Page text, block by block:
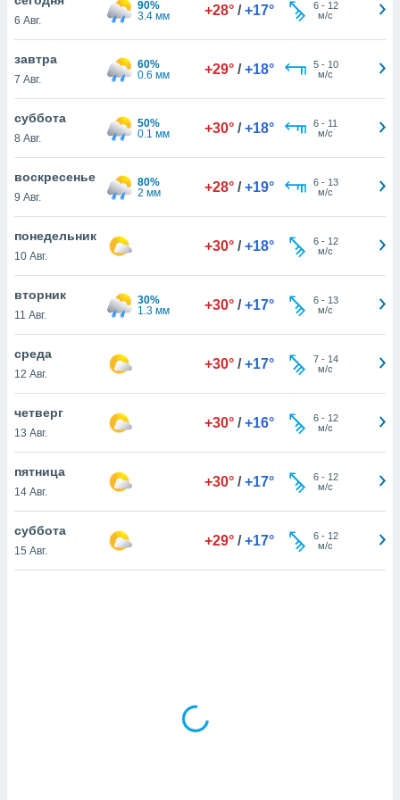
действия
на веб-
основе.
нашей
cookie
в
ВЫ
равно
нашим
6 Авг.
90%
3.4 мм
+28° / +17° 6- 12
м/с
завтра
7 Авг.
60%
0.6 мм
+29° / +18° 5- 10
м/с
суббота
8 Авг.
50%
0.1 мм
+30° / +18° 6- 11
м/с
воскресенье
9 Авг.
80%
2 мм
+28° / +19° 6- 13
м/с
понедельник
10 Авг.
+30° / +18° 6- 12
м/с
вторник
11 Авг.
30%
1.3 мм
+30° / +17° 6- 13
м/с
среда
12 Авг.
+30° / +17° 7- 14
м/с
четверг
13 Авг.
+30° / +16° 6- 12
м/с
пятница
14 Авг.
+30° / +17° 6- 12
м/с
суббота
15 Авг.
+29° / +17° 6- 12
м/с